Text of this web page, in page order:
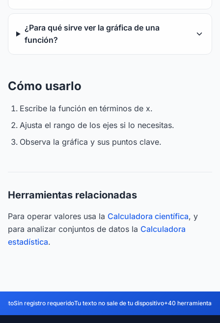
¿Para qué sirve ver la gráfica de una
función?
Cómo usarlo
Escribe la función en términos de x.
Ajusta el rango de los ejes si lo necesitas.
Observa la gráfica y sus puntos clave.
Herramientas relacionadas
Para operar valores usa la Calculadora científica, y
para analizar conjuntos de datos la Calculadora
estadística.
Sin registro requeridoTu texto no sale de tu dispositivo+40 herramientas